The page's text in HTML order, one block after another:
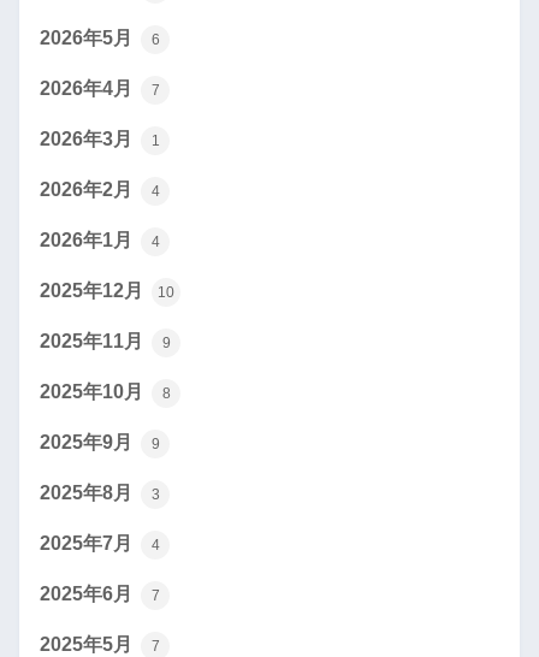
2026年5月 6
2026年4月 7
2026年3月 1
2026年2月 4
2026年1月 4
2025年12月 10
2025年11月 9
2025年10月 8
2025年9月 9
2025年8月 3
2025年7月 4
2025年6月 7
2025年5月 7